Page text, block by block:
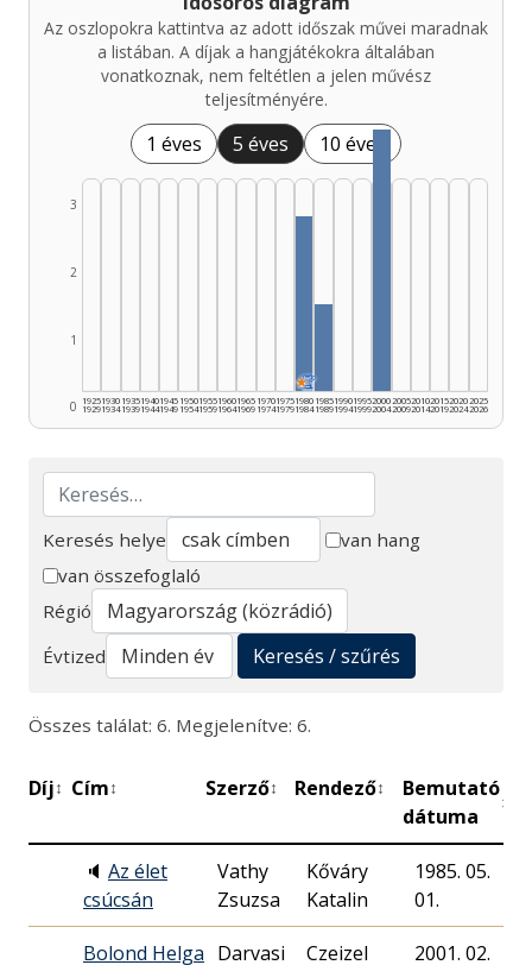
Az oszlopokra kattintva az adott időszak művei maradnak
a listában. A díjak a hangjátékokra általában
vonatkoznak, nem feltétlen a jelen művész
teljesítményére.
1 éves 5 éves 10 éves
0
1
2
3
1925
1929
1930
1934
1935
1939
1940
1944
1945
1949
1950
1954
1955
1959
1960
1964
1965
1969
1970
1974
1975
1979
🏆
★
1980
1984
1985
1989
1990
1994
1995
1999
2000
2004
2005
2009
2010
2014
2015
2019
2020
2024
2025
2026
Keresés
Keresés helye
van hang
van összefoglaló
Régió
Évtized
Keresés / szűrés
Összes találat: 6. Megjelenítve: 6.
Díj↕ Cím↕ Szerző↕ Rendező↕
Bemutató
dátuma
↕
🔈 Az élet
csúcsán
Vathy
Zsuzsa
Kőváry
Katalin
1985. 05.
01.
Bolond Helga Darvasi
Czeizel
2001. 02.